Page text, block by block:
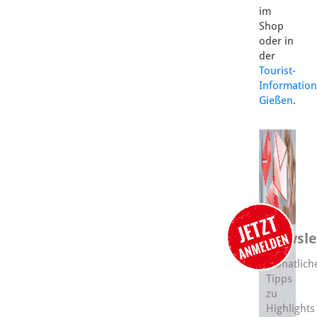
im
Shop
oder in
der
Tourist-
Information
Gießen.
Tipps
zu
Highlights